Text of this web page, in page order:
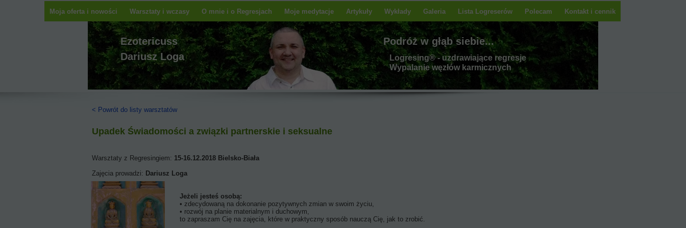
Moja oferta i nowości Warsztaty i wczasy O mnie i o Regresjach Moje medytacje Artykuły Wykłady Galeria Lista Logreserów Polecam Kontakt i cennik
Ezotericuss
Dariusz Loga
Podróż w głąb siebie...
Logresing® - uzdrawiające regresje
Wypalanie węzłów karmicznych
< Powrót do listy warsztatów
Upadek Świadomości a związki partnerskie i seksualne
Warsztaty z Regresingiem: 15-16.12.2018 Bielsko-Biała
Zajęcia prowadzi: Dariusz Loga
Jeżeli jesteś osobą:
• zdecydowaną na dokonanie pozytywnych zmian w swoim życiu,
• rozwój na planie materialnym i duchowym,
to zapraszam Cię na zajęcia, które w praktyczny sposób nauczą Cię, jak to zrobić.